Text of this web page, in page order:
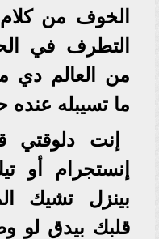
الخوف من
التطرف في
من العالم دي
ما تسيبله عنده
إنت دلوقتي
إنستجرام أو
بينزل تشيك
قلبك بيدق لو